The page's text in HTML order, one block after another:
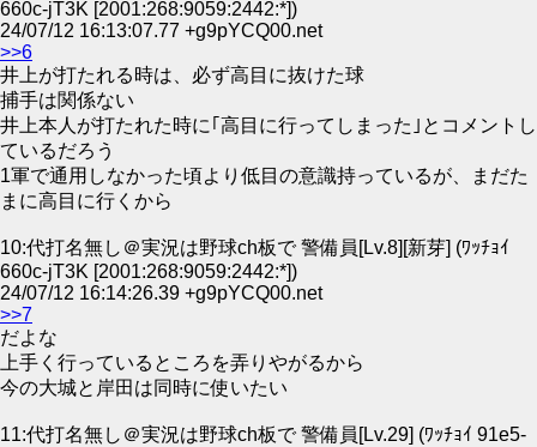
660c-jT3K [2001:268:9059:2442:*])
24/07/12 16:13:07.77 +g9pYCQ00.net
>>6
井上が打たれる時は、必ず高目に抜けた球
捕手は関係ない
井上本人が打たれた時に｢高目に行ってしまった｣とコメントし
ているだろう
1軍で通用しなかった頃より低目の意識持っているが、まだた
まに高目に行くから
10:代打名無し＠実況は野球ch板で 警備員[Lv.8][新芽] (ﾜｯﾁｮｲ
660c-jT3K [2001:268:9059:2442:*])
24/07/12 16:14:26.39 +g9pYCQ00.net
>>7
だよな
上手く行っているところを弄りやがるから
今の大城と岸田は同時に使いたい
11:代打名無し＠実況は野球ch板で 警備員[Lv.29] (ﾜｯﾁｮｲ 91e5-